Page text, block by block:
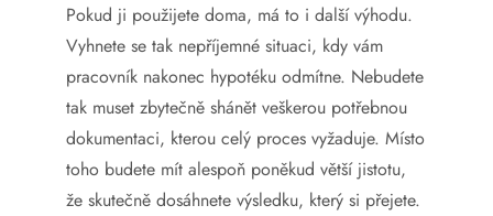
Pokud ji použijete doma, má to i další výhodu.
Vyhnete se tak nepříjemné situaci, kdy vám
pracovník nakonec hypotéku odmítne. Nebudete
tak muset zbytečně shánět veškerou potřebnou
dokumentaci, kterou celý proces vyžaduje. Místo
toho budete mít alespoň poněkud větší jistotu,
že skutečně dosáhnete výsledku, který si přejete.